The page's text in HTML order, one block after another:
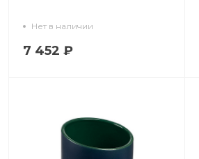
Нет в наличии
7 452 ₽